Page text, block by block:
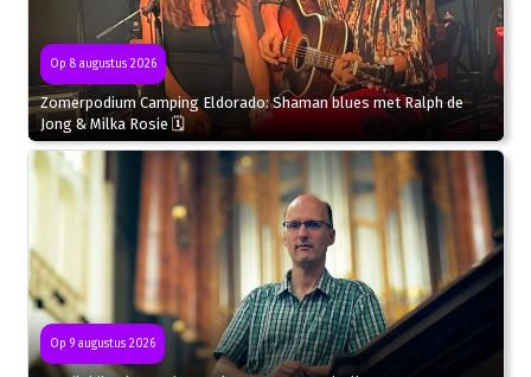
Op 8 augustus 2026
Zomerpodium Camping Eldorado: Shaman blues met Ralph de
Jong & Milka Rosie 🗓
Op 9 augustus 2026